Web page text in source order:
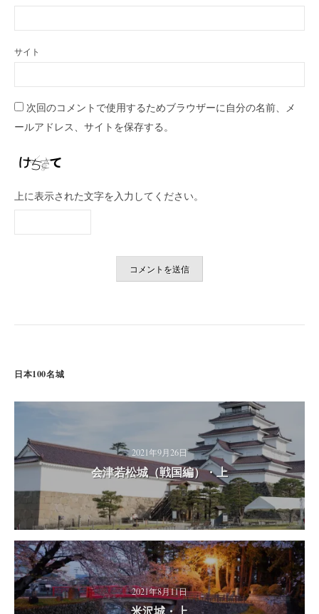
サイト
次回のコメントで使用するためブラウザーに自分の名前、メ
ールアドレス、サイトを保存する。
上に表示された文字を入力してください。
日本100名城
2021年9月26日
会津若松城（戦国編）・上
2021年8月11日